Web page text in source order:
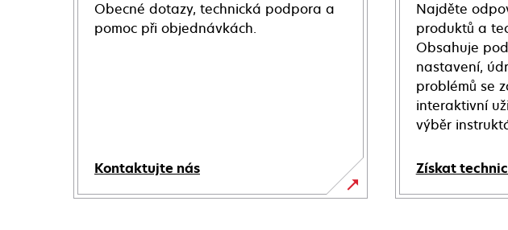
Obecné dotazy, technická podpora a
pomoc při objednávkách.
Kontaktujte nás
Najděte
produktů a
Obsahuje
nastavení,
problémů se
interaktivní
výběr
Získat
opens